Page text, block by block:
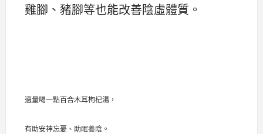
雞腳、豬腳等也能改善陰虛體質。
適量喝一點百合木耳枸杞湯，
有助安神忘憂、助眠養陰。